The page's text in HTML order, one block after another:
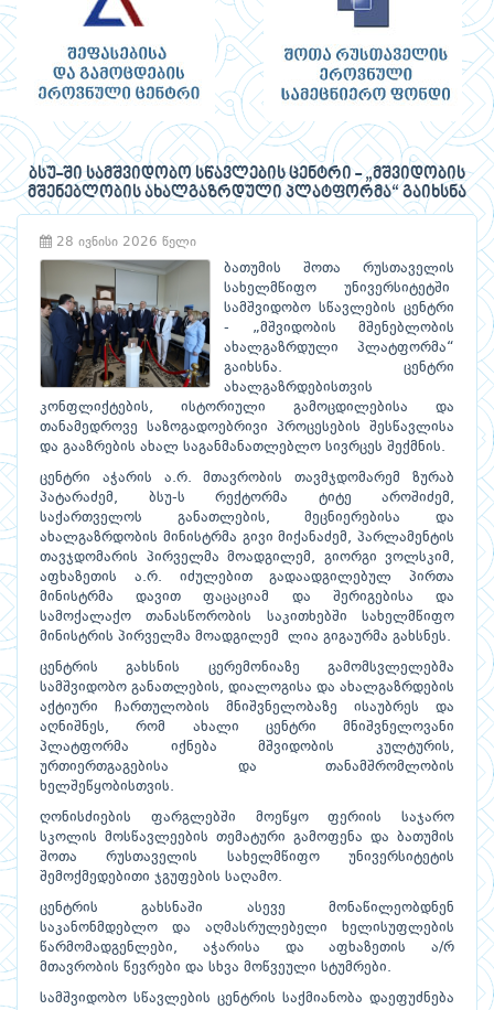
ბსუ-ში სამშვიდობო სწავლების ცენტრი - „მშვიდობის
მშენებლობის ახალგაზრდული პლატფორმა“ გაიხსნა
28 ივნისი 2026 წელი
ბათუმის შოთა რუსთაველის
სახელმწიფო უნივერსიტეტში
სამშვიდობო სწავლების ცენტრი
- „მშვიდობის მშენებლობის
ახალგაზრდული პლატფორმა“
გაიხსნა. ცენტრი
ახალგაზრდებისთვის
კონფლიქტების, ისტორიული გამოცდილებისა და
თანამედროვე საზოგადოებრივი პროცესების შესწავლისა
და გააზრების ახალ საგანმანათლებლო სივრცეს შექმნის.
ცენტრი აჭარის ა.რ. მთავრობის თავმჯდომარემ ზურაბ
პატარაძემ, ბსუ-ს რექტორმა ტიტე აროშიძემ,
საქართველოს განათლების, მეცნიერებისა და
ახალგაზრდობის მინისტრმა გივი მიქანაძემ, პარლამენტის
თავჯდომარის პირველმა მოადგილემ, გიორგი ვოლსკიმ,
აფხაზეთის ა.რ. იძულებით გადაადგილებულ პირთა
მინისტრმა დავით ფაცაციამ და შერიგებისა და
სამოქალაქო თანასწორობის საკითხებში სახელმწიფო
მინისტრის პირველმა მოადგილემ ლია გიგაურმა გახსნეს.
ცენტრის გახსნის ცერემონიაზე გამომსვლელებმა
სამშვიდობო განათლების, დიალოგისა და ახალგაზრდების
აქტიური ჩართულობის მნიშვნელობაზე ისაუბრეს და
აღნიშნეს, რომ ახალი ცენტრი მნიშვნელოვანი
პლატფორმა იქნება მშვიდობის კულტურის,
ურთიერთგაგებისა და თანამშრომლობის
ხელშეწყობისთვის.
ღონისძიების ფარგლებში მოეწყო ფერიის საჯარო
სკოლის მოსწავლეების თემატური გამოფენა და ბათუმის
შოთა რუსთაველის სახელმწიფო უნივერსიტეტის
შემოქმედებითი ჯგუფების საღამო.
ცენტრის გახსნაში ასევე მონაწილეობდნენ
საკანონმდებლო და აღმასრულებელი ხელისუფლების
წარმომადგენლები, აჭარისა და აფხაზეთის ა/რ
მთავრობის წევრები და სხვა მოწვეული სტუმრები.
სამშვიდობო სწავლების ცენტრის საქმიანობა დაეფუძნება